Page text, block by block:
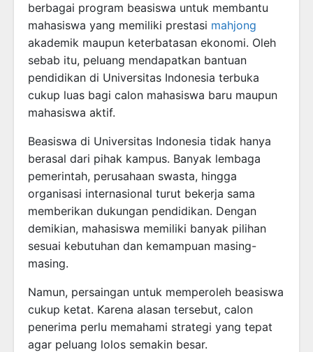
berbagai program beasiswa untuk membantu
mahasiswa yang memiliki prestasi mahjong
akademik maupun keterbatasan ekonomi. Oleh
sebab itu, peluang mendapatkan bantuan
pendidikan di Universitas Indonesia terbuka
cukup luas bagi calon mahasiswa baru maupun
mahasiswa aktif.
Beasiswa di Universitas Indonesia tidak hanya
berasal dari pihak kampus. Banyak lembaga
pemerintah, perusahaan swasta, hingga
organisasi internasional turut bekerja sama
memberikan dukungan pendidikan. Dengan
demikian, mahasiswa memiliki banyak pilihan
sesuai kebutuhan dan kemampuan masing-
masing.
Namun, persaingan untuk memperoleh beasiswa
cukup ketat. Karena alasan tersebut, calon
penerima perlu memahami strategi yang tepat
agar peluang lolos semakin besar.